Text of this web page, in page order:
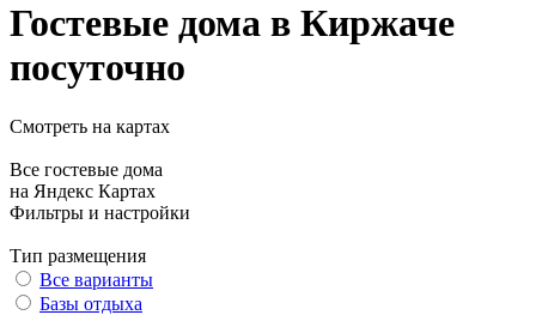
Гостевые дома в Киржаче
посуточно
Смотреть на картах
Все гостевые дома
на Яндекс Картах
Фильтры и настройки
Тип размещения
Все варианты
Базы отдыха